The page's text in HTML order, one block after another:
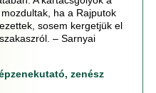
ha a Rajputok
sosem kergetjük el
– Sarnyai
zenész